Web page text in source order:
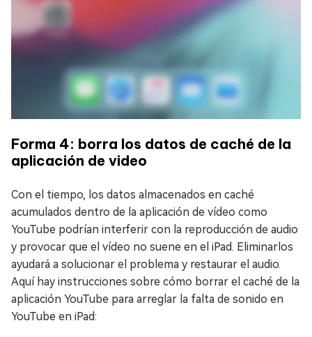
Forma 4: borra los datos de caché de la
aplicación de video
Con el tiempo, los datos almacenados en caché
acumulados dentro de la aplicación de vídeo como
YouTube podrían interferir con la reproducción de audio
y provocar que el vídeo no suene en el iPad. Eliminarlos
ayudará a solucionar el problema y restaurar el audio.
Aquí hay instrucciones sobre cómo borrar el caché de la
aplicación YouTube para arreglar la falta de sonido en
YouTube en iPad: